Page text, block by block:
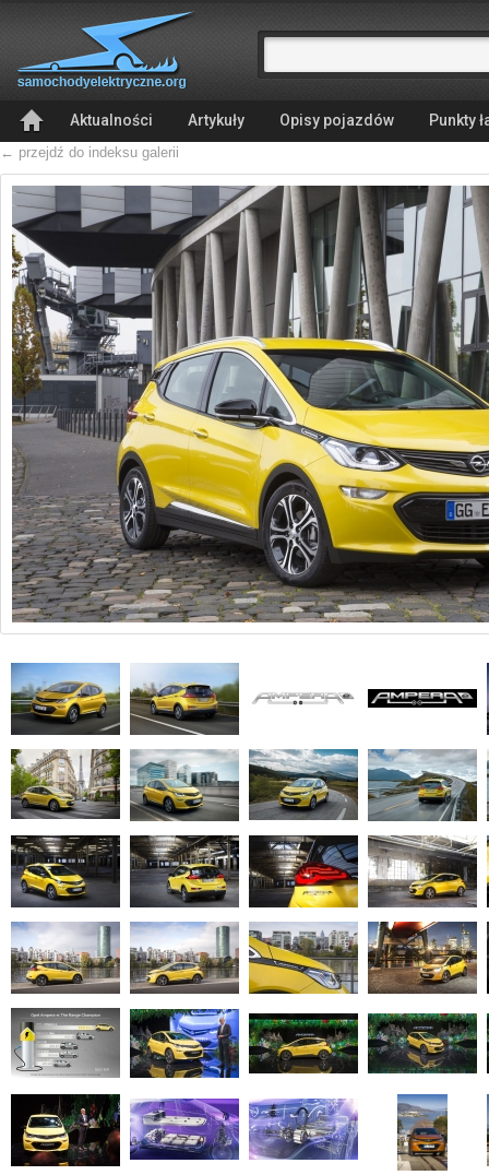
Aktualności Artykuły Opisy pojazdów Punkty
← przejdź do indeksu galerii